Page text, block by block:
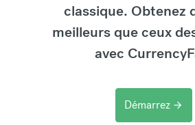
classique. Obtenez
meilleurs que ceux
avec
Démarrez arrow_forward